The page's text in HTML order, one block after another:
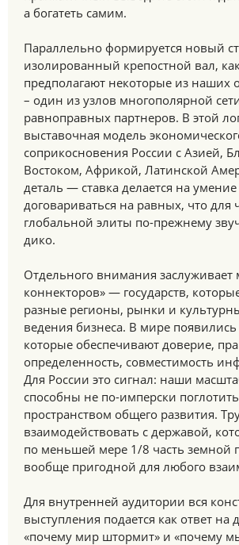
а богатеть самим.
Параллельно формируется новый
изолированный крепостной вал,
предполагают некоторые из наших
– один из узлов многополярной
равноправных партнеров. В этой
выставочная модель
соприкосновения России с Азией,
Востоком, Африкой, Латинской
деталь — ставка делается на умение
договариваться на равных, что для
глобальной элиты по-прежнему
дико.
Отдельного внимания заслуживает
коннекторов» — государств,
разные регионы, рынки и
ведения бизнеса. В мире появились
которые обеспечивают доверие,
определенность, совместимость
Для России это сигнал: наши
способны не по-имперски
пространством общего развития.
взаимодействовать с державой,
по меньшей мере 1/8 часть земной
вообще пригодной для любого
Для внутренней аудитории вся
выступления подается как ответ на
«почему мир штормит» и «почему